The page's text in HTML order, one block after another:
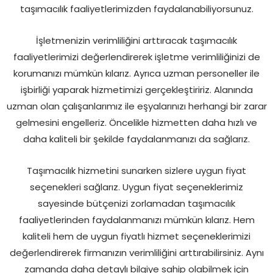
taşımacılık faaliyetlerimizden faydalanabiliyorsunuz.
İşletmenizin verimliliğini arttıracak taşımacılık
faaliyetlerimizi değerlendirerek işletme verimliliğinizi de
korumanızı mümkün kılarız. Ayrıca uzman personeller ile
işbirliği yaparak hizmetimizi gerçekleştiririz. Alanında
uzman olan çalışanlarımız ile eşyalarınızı herhangi bir zarar
gelmesini engelleriz. Öncelikle hizmetten daha hızlı ve
daha kaliteli bir şekilde faydalanmanızı da sağlarız.
Taşımacılık hizmetini sunarken sizlere uygun fiyat
seçenekleri sağlarız. Uygun fiyat seçeneklerimiz
sayesinde bütçenizi zorlamadan taşımacılık
faaliyetlerinden faydalanmanızı mümkün kılarız. Hem
kaliteli hem de uygun fiyatlı hizmet seçeneklerimizi
değerlendirerek firmanızın verimliliğini arttırabilirsiniz. Aynı
zamanda daha detaylı bilgiye sahip olabilmek için